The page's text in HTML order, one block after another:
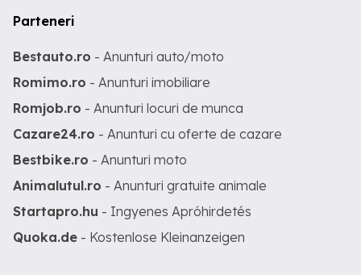
Parteneri
Bestauto.ro - Anunturi auto/moto
Romimo.ro - Anunturi imobiliare
Romjob.ro - Anunturi locuri de munca
Cazare24.ro - Anunturi cu oferte de cazare
Bestbike.ro - Anunturi moto
Animalutul.ro - Anunturi gratuite animale
Startapro.hu - Ingyenes Apróhirdetés
Quoka.de - Kostenlose Kleinanzeigen